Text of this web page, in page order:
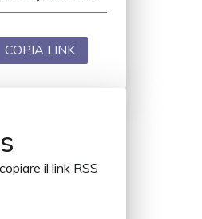
COPIA LINK
il link RSS